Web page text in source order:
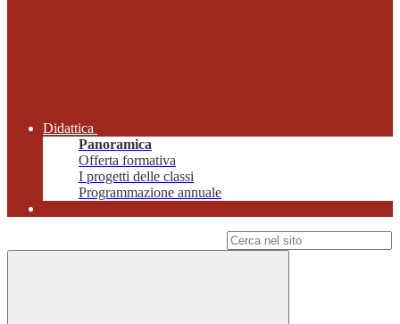
Didattica
Panoramica
Offerta formativa
I progetti delle classi
Programmazione annuale